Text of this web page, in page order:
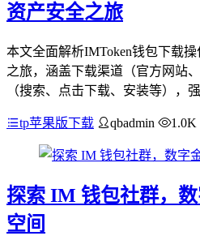
资产安全之旅
本文全面解析IMToken钱包下载
之旅，涵盖下载渠道（官方网站
（搜索、点击下载、安装等），
tp苹果版下载 qbadmin 1.0K
探索 IM 钱包社群，
空间